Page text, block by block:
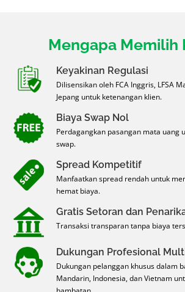
Mengapa Memilih
Keyakinan Regulasi
Dilisensikan oleh FCA Inggris, LFSA
Jepang untuk ketenangan klien.
Biaya Swap Nol
Perdagangkan pasangan mata uang
swap.
Spread Kompetitif
Manfaatkan spread rendah untuk
hemat biaya.
Gratis Setoran dan
Transaksi transparan tanpa biaya
Dukungan Profesional
Dukungan pelanggan khusus dalam
Mandarin, Indonesia, dan Vietnam